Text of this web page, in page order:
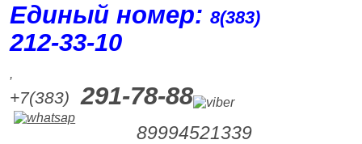
Единый номер:8(383)
212‑33‑10
,
+7(383) 291-78-88
89994521339